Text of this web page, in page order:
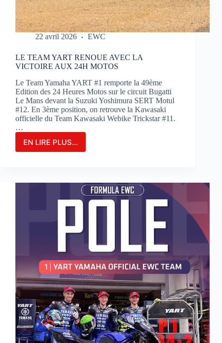
22 avril 2026 EWC
LE TEAM YART RENOUE AVEC LA
VICTOIRE AUX 24H MOTOS
Le Team Yamaha YART #1 remporte la 49ème
Edition des 24 Heures Motos sur le circuit Bugatti
Le Mans devant la Suzuki Yoshimura SERT Motul
#12. En 3ème position, on retrouve la Kawasaki
officielle du Team Kawasaki Webike Trickstar #11.
…
EN LIRE PLUS...
LE
AVEC
VICTOIRE
MOTOS